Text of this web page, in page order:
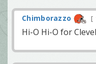
Chimborazzo
Hi-O Hi-O for